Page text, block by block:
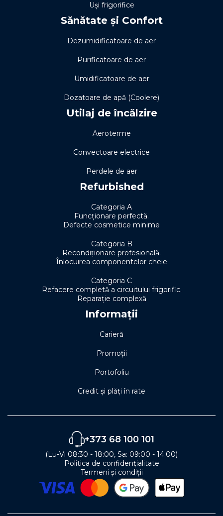
Uși frigorifice
Sănătate și Confort
Dezumidificatoare de aer
Purificatoare de aer
Umidificatoare de aer
Dozatoare de apă (Coolere)
Utilaj de încălzire
Aeroterme
Convectoare electrice
Perdele de aer
Refurbished
Categoria A
Funcționare perfectă.
Defecte cosmetice minime
Categoria B
Recondiționare profesională.
Înlocuirea componentelor cheie
Categoria C
Refacere completă a circuitului frigorific.
Reparație complexă
Informații
Carieră
Promoții
Portofoliu
Credit și plăți în rate
+373 68 100 101
(Lu-Vi 08:30 - 18:00, Sa: 09:00 - 14:00)
Politica de confidențialitate
Termeni și condiții